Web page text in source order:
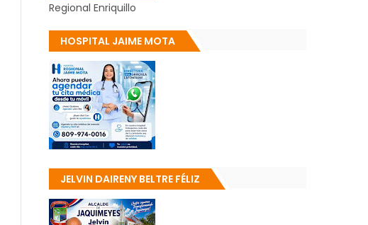
Regional Enriquillo
HOSPITAL JAIME MOTA
JELVIN DAIRENY BELTRE FÉLIZ